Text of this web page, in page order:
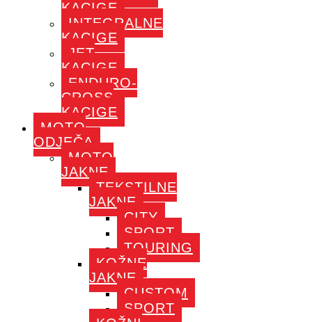
KACIGE
INTEGRALNE
KACIGE
JET
KACIGE
ENDURO-
CROSS
KACIGE
MOTO
ODJEČA
MOTO
JAKNE
TEKSTILNE
JAKNE
CITY
SPORT
TOURING
KOŽNE
JAKNE
CUSTOM
SPORT